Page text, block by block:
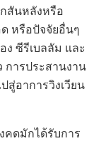
สันหลังหรือ
หรือปัจจัยอื่นๆ
ง ซีรีเบลลัม และ
การประสานงาน
สู่อาการวิงเวียน
คดมักได้รับการ